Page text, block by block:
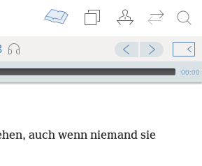
00:00
auch wenn niemand sie